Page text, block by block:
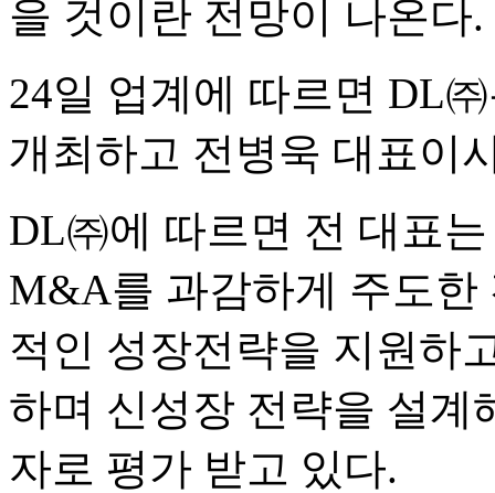
을 것이란 전망이 나온다.
24일 업계에 따르면 DL
개최하고 전병욱 대표이
DL㈜에 따르면 전 대표
M&A를 과감하게 주도한
적인 성장전략을 지원하
하며 신성장 전략을 설계
자로 평가 받고 있다.